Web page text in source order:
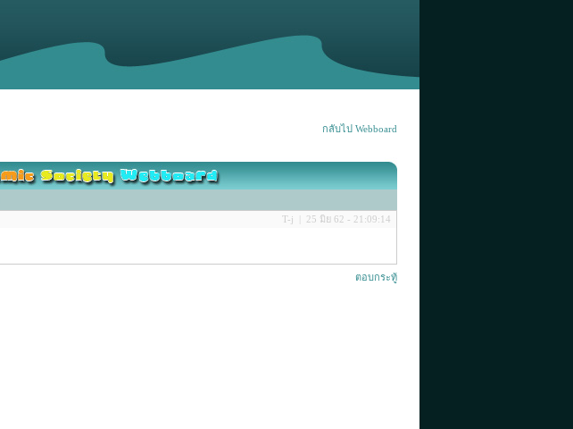
กลับไป Webboard
T-j | 25 มิย 62 - 21:09:14
ตอบกระทู้